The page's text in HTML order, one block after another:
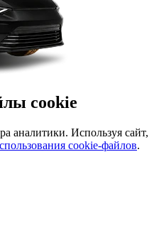
cookie
аналитики. Используя сайт,
cookie-файлов.